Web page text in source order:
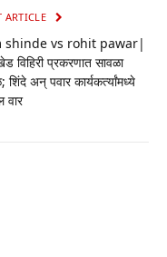
ARTICLE
shinde vs rohit pawar|
विहिरी प्रकरणात सावळा
शिंदे अन् पवार कार्यकर्त्यांमध्ये
वार